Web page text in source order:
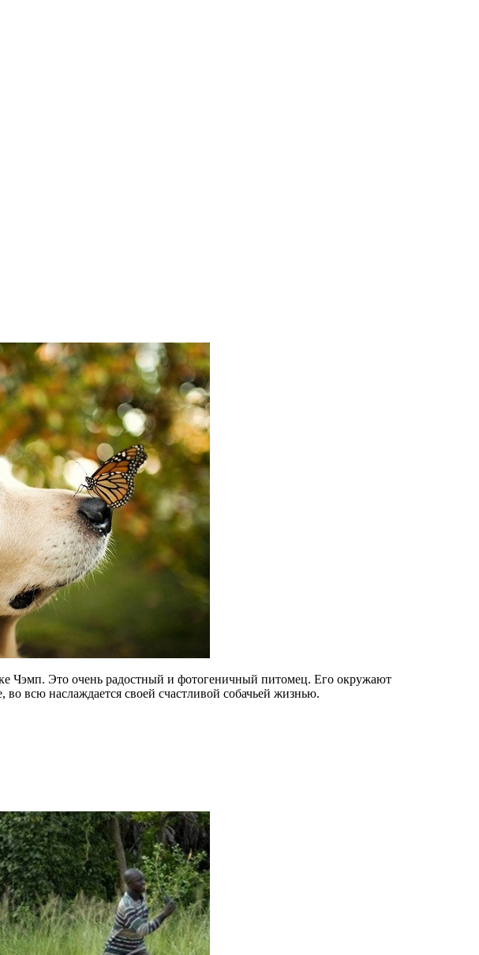
Чэмп. Это очень радостный и фотогеничный питомец. Его окружают
всю наслаждается своей счастливой собачьей жизнью.